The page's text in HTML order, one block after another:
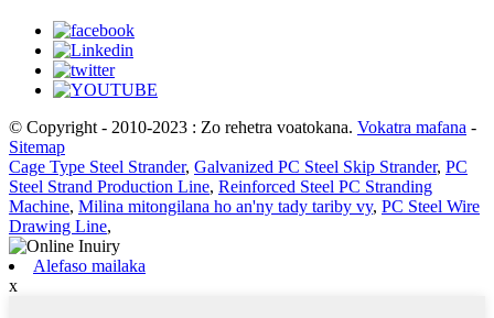
© Copyright - 2010-2023 : Zo rehetra voatokana. Vokatra mafana -
Sitemap
Cage Type Steel Strander, Galvanized PC Steel Skip Strander, PC
Steel Strand Production Line, Reinforced Steel PC Stranding
Machine, Milina mitongilana ho an'ny tady tariby vy, PC Steel Wire
Drawing Line,
Alefaso mailaka
x